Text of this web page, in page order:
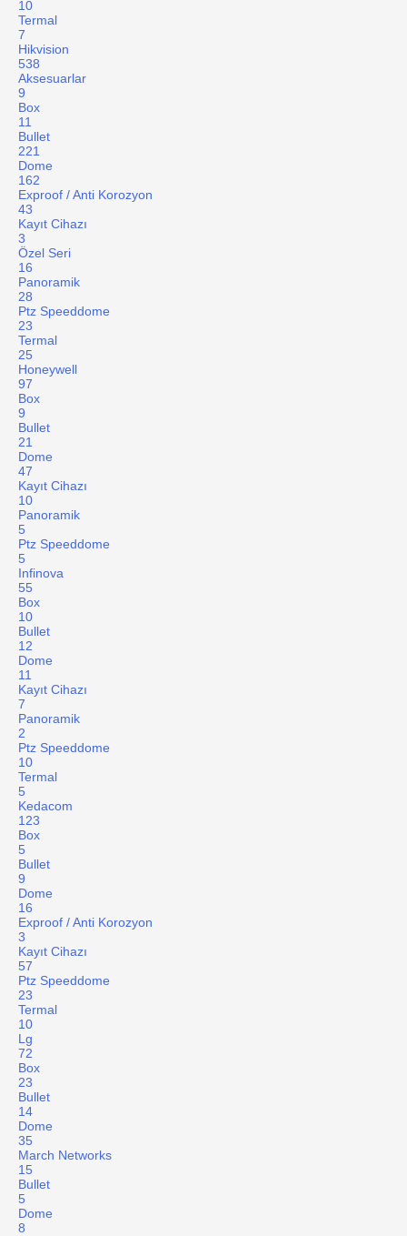
10
Termal
7
Hikvision
538
Aksesuarlar
9
Box
11
Bullet
221
Dome
162
Exproof / Anti Korozyon
43
Kayıt Cihazı
3
Özel Seri
16
Panoramik
28
Ptz Speeddome
23
Termal
25
Honeywell
97
Box
9
Bullet
21
Dome
47
Kayıt Cihazı
10
Panoramik
5
Ptz Speeddome
5
Infinova
55
Box
10
Bullet
12
Dome
11
Kayıt Cihazı
7
Panoramik
2
Ptz Speeddome
10
Termal
5
Kedacom
123
Box
5
Bullet
9
Dome
16
Exproof / Anti Korozyon
3
Kayıt Cihazı
57
Ptz Speeddome
23
Termal
10
Lg
72
Box
23
Bullet
14
Dome
35
March Networks
15
Bullet
5
Dome
8